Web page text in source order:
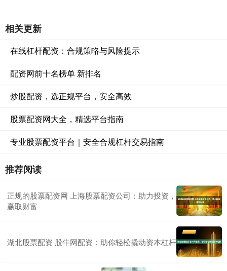
相关更新
在线杠杆配资：合规策略与风险提示
配资网前十名榜单 新排名
炒股配资，选正规平台，安全高效
股票配资网大全，精选平台指南
专业股票配资平台｜安全合规杠杆交易指南
推荐阅读
正规的股票配资网 上海股票配资公司：助力投资，
赢取财富
湖北股票配资 股牛网配资：助你轻松撬动资本杠杆